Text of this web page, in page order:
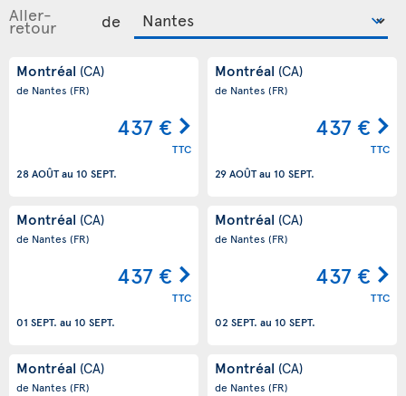
Aller-
retour de
Montréal (CA)
de Nantes (FR)
437 €
TTC
28 AOÛTau 10 SEPT.
Montréal (CA)
de Nantes (FR)
437 €
TTC
29 AOÛTau 10 SEPT.
Montréal (CA)
de Nantes (FR)
437 €
TTC
01 SEPT. au 10 SEPT.
Montréal (CA)
de Nantes (FR)
437 €
TTC
02 SEPT. au 10 SEPT.
Montréal (CA)
de Nantes (FR)
Montréal (CA)
de Nantes (FR)